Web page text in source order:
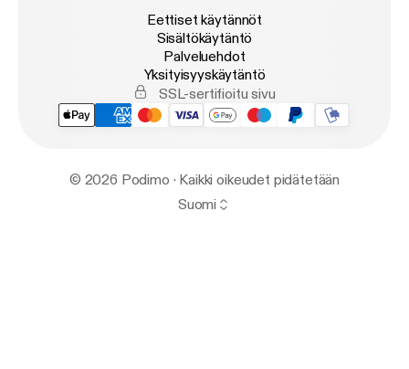
Eettiset käytännöt
Sisältökäytäntö
Palveluehdot
Yksityisyyskäytäntö
SSL-sertifioitu sivu
© 2026 Podimo · Kaikki oikeudet pidätetään
Suomi